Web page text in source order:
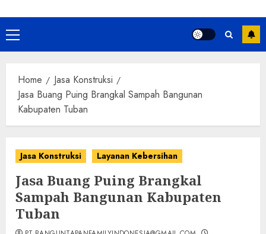
Primary
Menu
Home
Jasa Konstruksi
Jasa Buang Puing Brangkal Sampah Bangunan
Kabupaten Tuban
Jasa Konstruksi Layanan Kebersihan
Jasa Buang Puing Brangkal
Sampah Bangunan Kabupaten
Tuban